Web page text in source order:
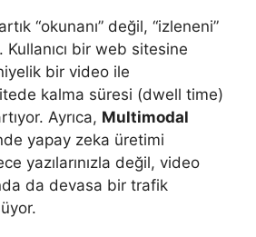
“okunanı” değil, “izleneni”
bir web sitesine
bir video ile
kalma süresi (dwell time)
Ayrıca, Multimodal
yapay zeka üretimi
yazılarınızla değil, video
da devasa bir trafik